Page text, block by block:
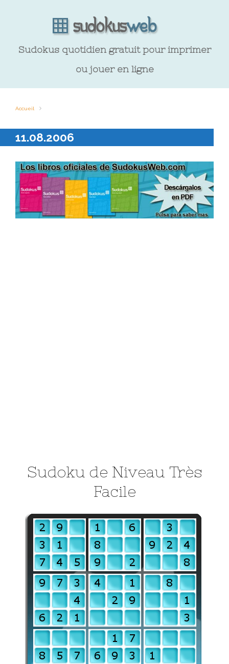
Sudokus quotidien gratuit pour imprimer
ou jouer en ligne
Accueil
11.08.2006
Sudoku de Niveau Très
Facile